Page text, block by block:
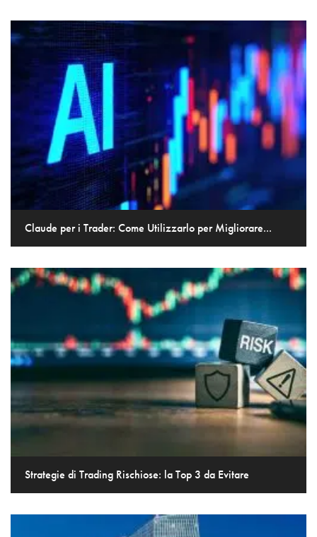
Claude per i Trader: Come Utilizzarlo per Migliorare...
Strategie di Trading Rischiose: la Top 3 da Evitare